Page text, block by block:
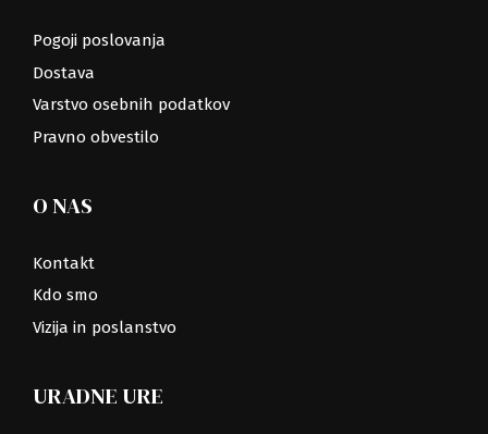
Pogoji poslovanja
Dostava
Varstvo osebnih podatkov
Pravno obvestilo
O NAS
Kontakt
Kdo smo
Vizija in poslanstvo
URADNE URE